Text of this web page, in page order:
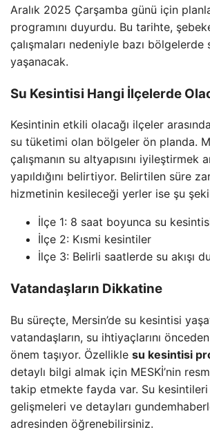
Aralık 2025 Çarşamba günü için
programını duyurdu. Bu tarihte,
çalışmaları nedeniyle bazı bölgelerde
yaşanacak.
Su Kesintisi Hangi İlçelerde
Kesintinin etkili olacağı ilçeler
su tüketimi olan bölgeler ön planda.
çalışmanın su altyapısını iyileştirmek
yapıldığını belirtiyor. Belirtilen süre
hizmetinin kesileceği yerler ise şu
İlçe 1: 8 saat boyunca su
İlçe 2: Kısmi kesintiler
İlçe 3: Belirli saatlerde su akışı
Vatandaşların Dikkatine
Bu süreçte, Mersin’de su kesintisi
vatandaşların, su ihtiyaçlarını
önem taşıyor. Özellikle su kesintisi
detaylı bilgi almak için MESKİ’nin
takip etmekte fayda var. Su
gelişmeleri ve detayları
adresinden öğrenebilirsiniz.